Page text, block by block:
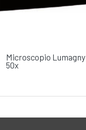
Microscopio Lumagny
50x